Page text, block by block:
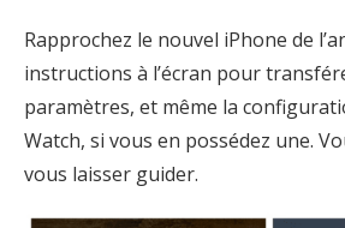
Rapprochez le nouvel iPhone de
instructions à l’écran pour
paramètres, et même la
Watch, si vous en possédez une.
vous laisser guider.